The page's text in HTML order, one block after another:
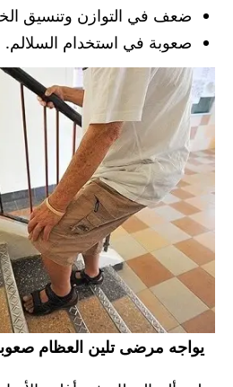
ضعف في التوازن وتنسيق
صعوبة في استخدام السلالم.
يواجه مرضى تلين العظام